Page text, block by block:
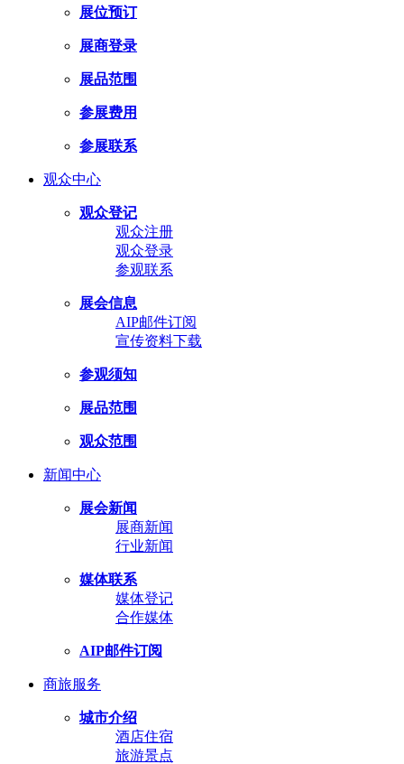
展位预订
展商登录
展品范围
参展费用
参展联系
观众中心
观众登记
观众注册
观众登录
参观联系
展会信息
AIP邮件订阅
宣传资料下载
参观须知
展品范围
观众范围
新闻中心
展会新闻
展商新闻
行业新闻
媒体联系
媒体登记
合作媒体
AIP邮件订阅
商旅服务
城市介绍
酒店住宿
旅游景点